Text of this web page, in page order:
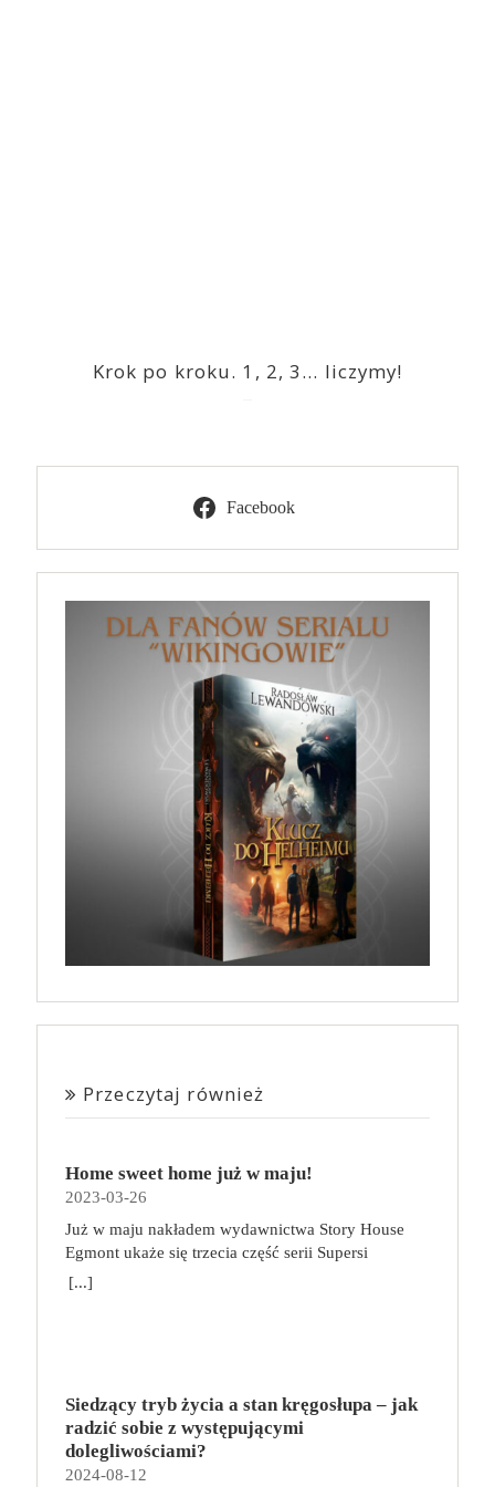
Krok po kroku. 1, 2, 3… liczymy!
Facebook
Przeczytaj również
Home sweet home już w maju!
2023-03-26
Już w maju nakładem wydawnictwa Story House
Egmont ukaże się trzecia część serii Supersi
scenarzysty Frederic Maupome. Ten tom nosi tytuł
przed odkryciem, kim są. W tej serii autorzy
podejmują takie tematy, jak poszukiwanie
tożsamości, rodziny, samotności i odmienności pod
[...]
Siedzący tryb życia a stan kręgosłupa – jak
radzić sobie z występującymi
dolegliwościami?
2024-08-12